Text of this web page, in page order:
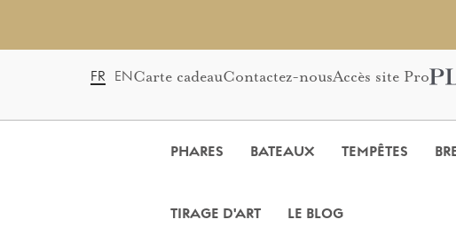
FR ENCarte cadeauContactez-nousAccès site Pro
PHARES BATEAUX TEMPÊTES
TIRAGE D'ART LE BLOG